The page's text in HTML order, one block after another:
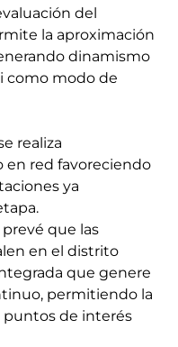
del
la aproximación
dinamismo
como modo de
realiza
red favoreciendo
ya
que las
en el distrito
que genere
permitiendo la
de interés